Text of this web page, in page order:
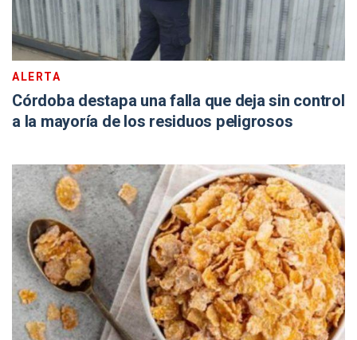
ALERTA
Córdoba destapa una falla que deja sin control
a la mayoría de los residuos peligrosos